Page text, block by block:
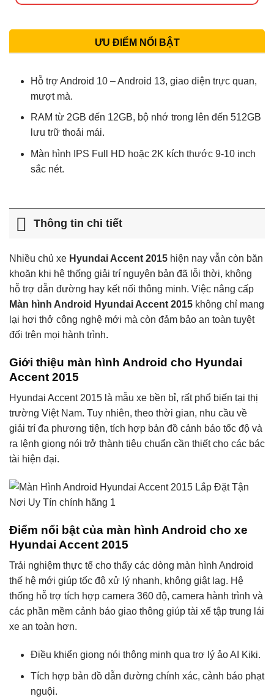
ƯU ĐIỂM NỔI BẬT
Hỗ trợ Android 10 – Android 13, giao diện trực quan,
mượt mà.
RAM từ 2GB đến 12GB, bộ nhớ trong lên đến 512GB
lưu trữ thoải mái.
Màn hình IPS Full HD hoặc 2K kích thước 9-10 inch
sắc nét.
Thông tin chi tiết
Nhiều chủ xe Hyundai Accent 2015 hiện nay vẫn còn băn
khoăn khi hệ thống giải trí nguyên bản đã lỗi thời, không
hỗ trợ dẫn đường hay kết nối thông minh. Việc nâng cấp
Màn hình Android Hyundai Accent 2015 không chỉ mang
lại hơi thở công nghệ mới mà còn đảm bảo an toàn tuyệt
đối trên mọi hành trình.
Giới thiệu màn hình Android cho Hyundai
Accent 2015
Hyundai Accent 2015 là mẫu xe bền bỉ, rất phổ biến tại thị
trường Việt Nam. Tuy nhiên, theo thời gian, nhu cầu về
giải trí đa phương tiện, tích hợp bản đồ cảnh báo tốc độ và
ra lệnh giọng nói trở thành tiêu chuẩn cần thiết cho các bác
tài hiện đại.
Điểm nổi bật của màn hình Android cho xe
Hyundai Accent 2015
Trải nghiệm thực tế cho thấy các dòng màn hình Android
thế hệ mới giúp tốc độ xử lý nhanh, không giật lag. Hệ
thống hỗ trợ tích hợp camera 360 độ, camera hành trình và
các phần mềm cảnh báo giao thông giúp tài xế tập trung lái
xe an toàn hơn.
Điều khiển giọng nói thông minh qua trợ lý ảo AI Kiki.
Tích hợp bản đồ dẫn đường chính xác, cảnh báo phạt
nguội.